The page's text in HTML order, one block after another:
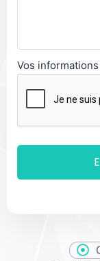
Vos